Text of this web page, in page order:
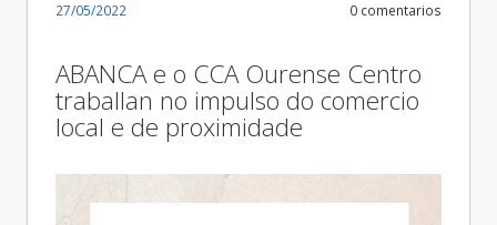
27/05/2022 0 comentarios
ABANCA e o CCA Ourense Centro
traballan no impulso do comercio
local e de proximidade